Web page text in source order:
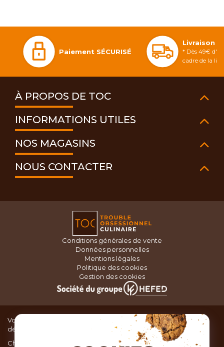
Paiement SÉCURISÉ
Livraison
* Dès 49€
cadre de la
À PROPOS DE TOC
INFORMATIONS UTILES
NOS MAGASINS
NOUS CONTACTER
Conditions générales de vente
Données personnelles
Mentions légales
Politique des cookies
Gestion des cookies
Vous recherchez du matériel de cuisine pour concocter de
délicieux plats ou des pâtisseries dignes d’un grand chef ?
Chez TOC, boutique d’ustensiles de cuisine, nous vous